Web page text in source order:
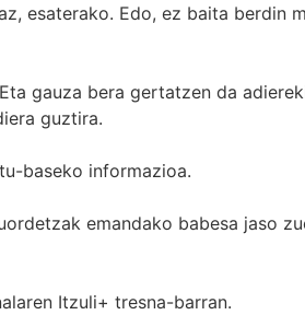
esaterako. Edo, ez baita berdin
gauza bera gertatzen da
guztira.
baseko informazioa.
emandako babesa jaso
Itzuli+ tresna-barran.